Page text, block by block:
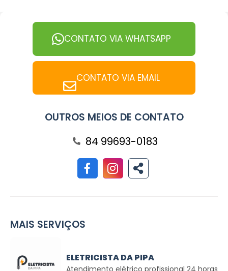
CONTATO VIA WHATSAPP
CONTATO VIA EMAIL
OUTROS MEIOS DE CONTATO
84 99693-0183
MAIS SERVIÇOS
ELETRICISTA DA PIPA
Atendimento elétrico profissional 24 horas